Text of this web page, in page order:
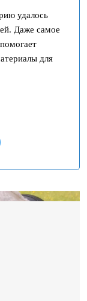
удалось
Даже самое
для